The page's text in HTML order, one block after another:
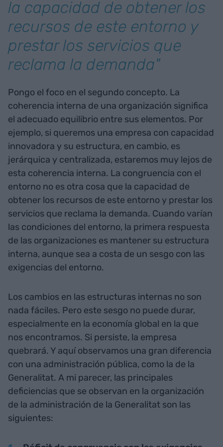
la capacidad de obtener los
recursos de este entorno y
prestar los servicios que
reclama la demanda"
Pongo el foco en el segundo concepto. La
coherencia interna de una organización significa
el adecuado equilibrio entre sus elementos. Por
ejemplo, si queremos una empresa con capacidad
innovadora y su estructura, en cambio, es
jerárquica y centralizada, estaremos muy lejos de
esta coherencia interna. La congruencia con el
entorno no es otra cosa que la capacidad de
obtener los recursos de este entorno y prestar los
servicios que reclama la demanda. Cuando varían
las condiciones del entorno, la primera respuesta
de las organizaciones es mantener su estructura
interna, aunque sea a costa de un sesgo con las
exigencias del entorno.
Los cambios en las estructuras internas no son
nada fáciles. Pero este sesgo no puede durar,
especialmente en la economía global en la que
nos encontramos. Si persiste, la empresa
quebrará. Y aquí observamos una gran diferencia
con una administración pública, como la de la
Generalitat. A mi parecer, las principales
deficiencias que se observan en la organización
de la administración de la Generalitat son las
siguientes: